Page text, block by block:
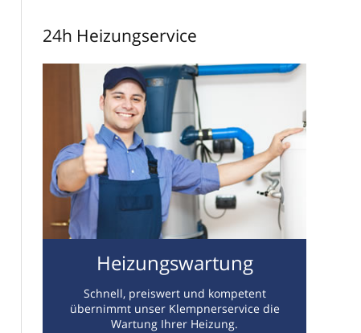
24h Heizungservice
Heizungswartung
Schnell, preiswert und kompetent
übernimmt unser Klempnerservice die
Wartung Ihrer Heizung.